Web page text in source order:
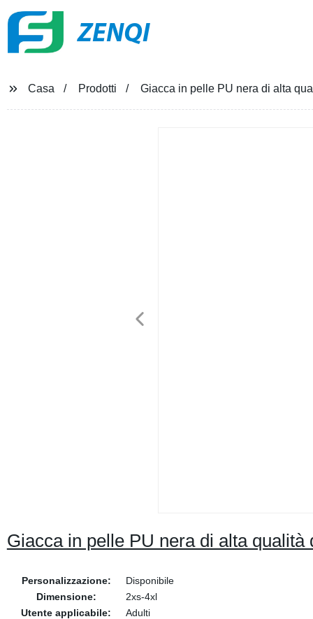
ZENQI
Casa Prodotti Giacca in pelle PU nera di alta
Giacca in pelle PU nera di alta qualità
Personalizzazione:
Disponibile
Dimensione:
2xs-4xl
Utente applicabile:
Adulti